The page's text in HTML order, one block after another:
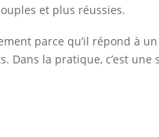
et plus réussies.
parce qu’il répond à
la pratique, c’est